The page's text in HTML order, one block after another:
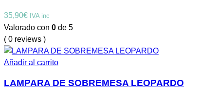
35,90€ IVA inc
Valorado con 0 de 5
( 0 reviews )
Añadir al carrito
LAMPARA DE SOBREMESA LEOPARDO